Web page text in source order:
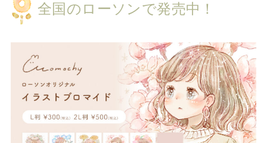
全国のローソンで発売中！